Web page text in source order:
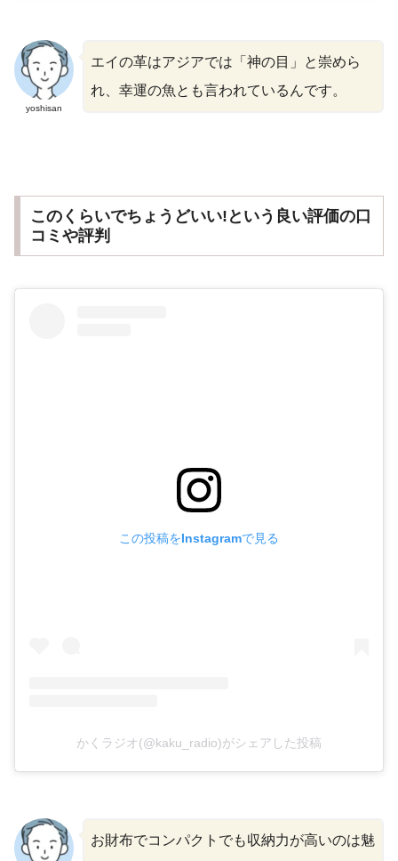
yoshisan
エイの革はアジアでは「神の目」と崇めら
れ、幸運の魚とも言われているんです。
このくらいでちょうどいい!という良い評価の口
コミや評判
この投稿をInstagramで見る
かくラジオ(@kaku_radio)がシェアした投稿
お財布でコンパクトでも収納力が高いのは魅